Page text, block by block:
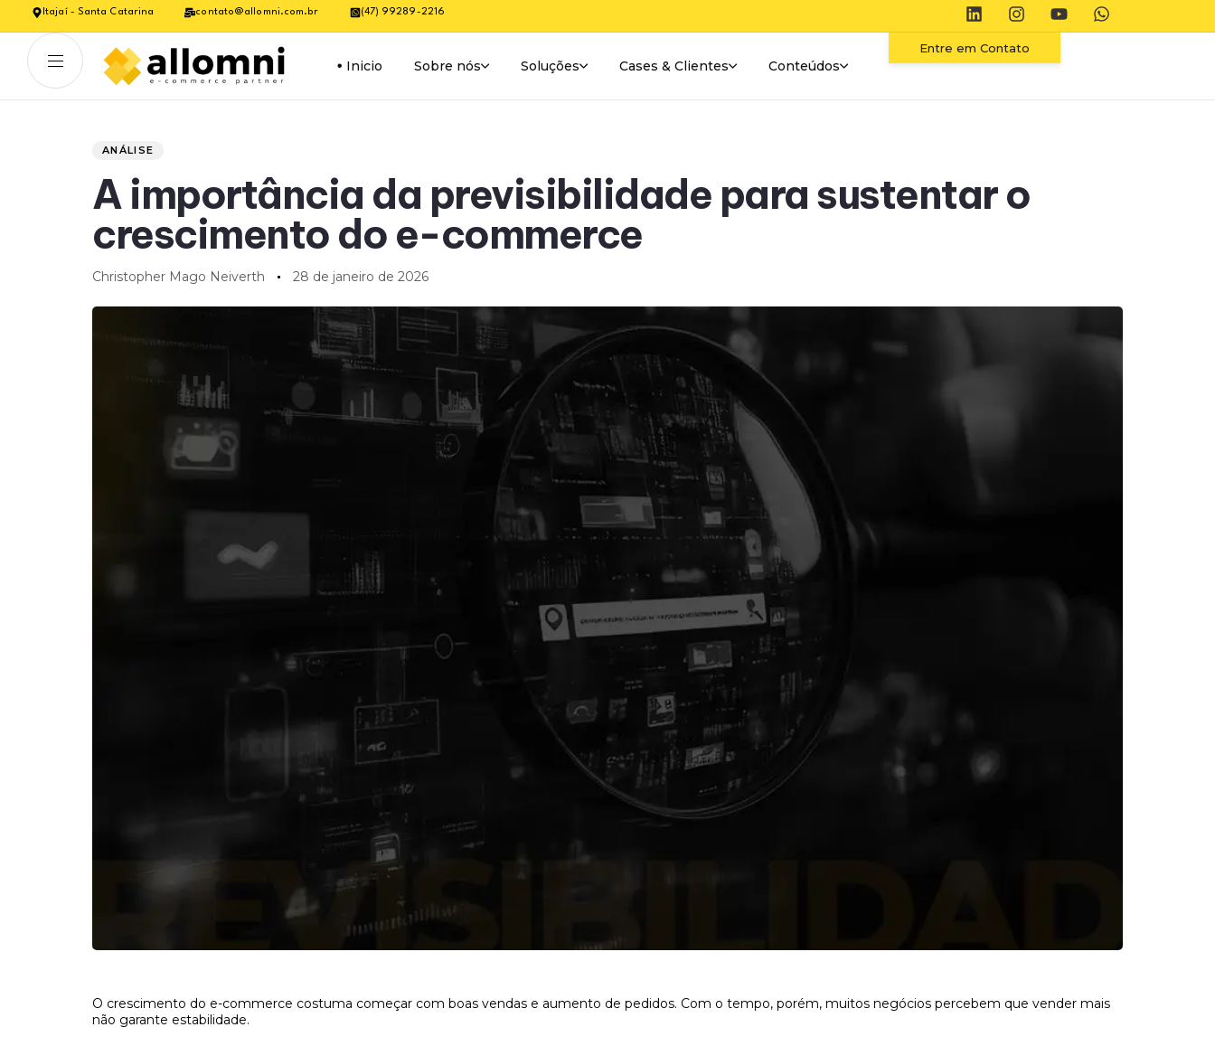
Itajaí - Santa Catarina contato@allomni.com.br (47) 99289-2216
Inicio Sobre nós Soluções Cases & Clientes Conteúdos
Entre em Contato
ANÁLISE
A importância da previsibilidade para sustentar o
crescimento do e-commerce
Christopher Mago Neiverth 28 de janeiro de 2026
O crescimento do e-commerce costuma começar com boas vendas e aumento de pedidos. Com o tempo, porém, muitos negócios percebem que vender mais
não garante estabilidade.